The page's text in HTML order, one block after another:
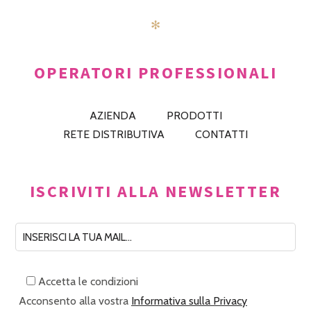
✻
OPERATORI PROFESSIONALI
AZIENDA
PRODOTTI
RETE DISTRIBUTIVA
CONTATTI
ISCRIVITI ALLA NEWSLETTER
Accetta le condizioni
Acconsento alla vostra Informativa sulla Privacy